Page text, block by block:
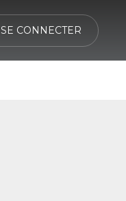
SE CONNECTER